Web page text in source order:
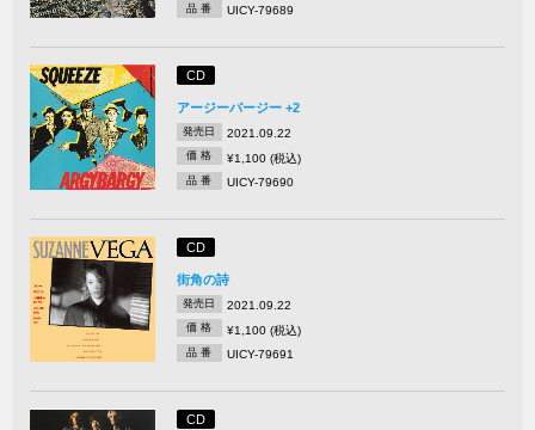
品 番 UICY-79689
CD
アージーバージー +2
発売日 2021.09.22
価 格 ¥1,100 (税込)
品 番 UICY-79690
CD
街角の詩
発売日 2021.09.22
価 格 ¥1,100 (税込)
品 番 UICY-79691
CD